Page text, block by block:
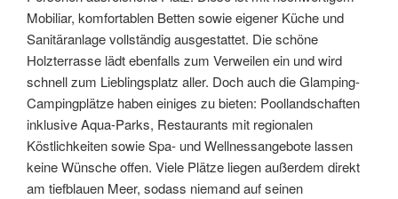
Mobiliar, komfortablen Betten sowie eigener Küche und
Sanitäranlage vollständig ausgestattet. Die schöne
Holzterrasse lädt ebenfalls zum Verweilen ein und wird
schnell zum Lieblingsplatz aller. Doch auch die Glamping-
Campingplätze haben einiges zu bieten: Poollandschaften
inklusive Aqua-Parks, Restaurants mit regionalen
Köstlichkeiten sowie Spa- und Wellnessangebote lassen
keine Wünsche offen. Viele Plätze liegen außerdem direkt
am tiefblauen Meer, sodass niemand auf seinen